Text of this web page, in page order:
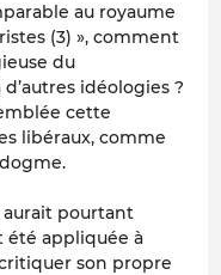
au royaume
(3) », comment
du
idéologies ?
cette
libéraux, comme
aurait pourtant
été appliquée à
son propre